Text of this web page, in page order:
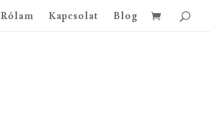
Rólam Kapcsolat Blog